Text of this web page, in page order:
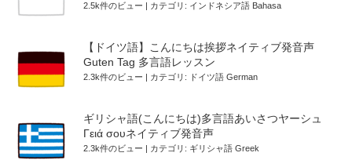
2.5k件のビュー カテゴリ: インドネシア語 Bahasa
【ドイツ語】こんにちは挨拶ネイティブ発音声
Guten Tag 多言語レッスン
2.3k件のビュー カテゴリ: ドイツ語 German
ギリシャ語(こんにちは)多言語あいさつヤーシュ
Γειά σουネイティブ発音声
2.3k件のビュー カテゴリ: ギリシャ語 Greek